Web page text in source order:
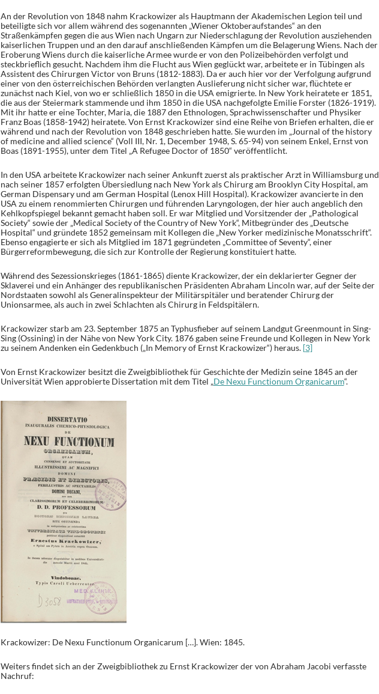
An der Revolution von 1848 nahm Krackowizer als Hauptmann der Akademischen Legion teil und
beteiligte sich vor allem während des sogenannten „Wiener Oktoberaufstandes“ an den
Straßenkämpfen gegen die aus Wien nach Ungarn zur Niederschlagung der Revolution ausziehenden
kaiserlichen Truppen und an den darauf anschließenden Kämpfen um die Belagerung Wiens. Nach der
Eroberung Wiens durch die kaiserliche Armee wurde er von den Polizeibehörden verfolgt und
steckbrieflich gesucht. Nachdem ihm die Flucht aus Wien geglückt war, arbeitete er in Tübingen als
Assistent des Chirurgen Victor von Bruns (1812-1883). Da er auch hier vor der Verfolgung aufgrund
einer von den österreichischen Behörden verlangten Auslieferung nicht sicher war, flüchtete er
zunächst nach Kiel, von wo er schließlich 1850 in die USA emigrierte. In New York heiratete er 1851,
die aus der Steiermark stammende und ihm 1850 in die USA nachgefolgte Emilie Forster (1826-1919).
Mit ihr hatte er eine Tochter, Maria, die 1887 den Ethnologen, Sprachwissenschafter und Physiker
Franz Boas (1858-1942) heiratete. Von Ernst Krackowizer sind eine Reihe von Briefen erhalten, die er
während und nach der Revolution von 1848 geschrieben hatte. Sie wurden im „Journal of the history
of medicine and allied science“ (Voll III, Nr. 1, December 1948, S. 65-94) von seinem Enkel, Ernst von
Boas (1891-1955), unter dem Titel „A Refugee Doctor of 1850“ veröffentlicht.
In den USA arbeitete Krackowizer nach seiner Ankunft zuerst als praktischer Arzt in Williamsburg und
nach seiner 1857 erfolgten Übersiedlung nach New York als Chirurg am Brooklyn City Hospital, am
German Dispensary und am German Hospital (Lenox Hill Hospital). Krackowizer avancierte in den
USA zu einem renommierten Chirurgen und führenden Laryngologen, der hier auch angeblich den
Kehlkopfspiegel bekannt gemacht haben soll. Er war Mitglied und Vorsitzender der „Pathological
Society“ sowie der „Medical Society of the Country of New York“, Mitbegründer des „Deutsche
Hospital“ und gründete 1852 gemeinsam mit Kollegen die „New Yorker medizinische Monatsschrift“.
Ebenso engagierte er sich als Mitglied im 1871 gegründeten „Committee of Seventy“, einer
Bürgerreformbewegung, die sich zur Kontrolle der Regierung konstituiert hatte.
Während des Sezessionskrieges (1861-1865) diente Krackowizer, der ein deklarierter Gegner der
Sklaverei und ein Anhänger des republikanischen Präsidenten Abraham Lincoln war, auf der Seite der
Nordstaaten sowohl als Generalinspekteur der Militärspitäler und beratender Chirurg der
Unionsarmee, als auch in zwei Schlachten als Chirurg in Feldspitälern.
Krackowizer starb am 23. September 1875 an Typhusfieber auf seinem Landgut Greenmount in Sing-
Sing (Ossining) in der Nähe von New York City. 1876 gaben seine Freunde und Kollegen in New York
zu seinem Andenken ein Gedenkbuch („In Memory of Ernst Krackowizer“) heraus. [3]
Von Ernst Krackowizer besitzt die Zweigbibliothek für Geschichte der Medizin seine 1845 an der
Universität Wien approbierte Dissertation mit dem Titel „De Nexu Functionum Organicarum“.
Krackowizer: De Nexu Functionum Organicarum […]. Wien: 1845.
Weiters findet sich an der Zweigbibliothek zu Ernst Krackowizer der von Abraham Jacobi verfasste
Nachruf: